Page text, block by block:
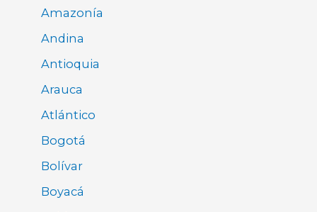
Amazonía
Andina
Antioquia
Arauca
Atlántico
Bogotá
Bolívar
Boyacá